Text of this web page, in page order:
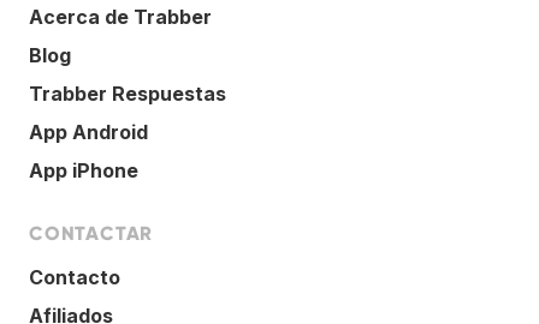
Acerca de Trabber
Blog
Trabber Respuestas
App Android
App iPhone
CONTACTAR
Contacto
Afiliados